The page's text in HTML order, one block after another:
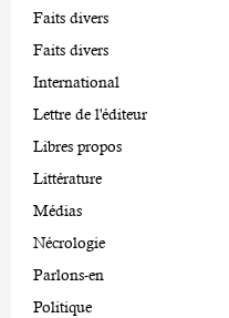
Faits divers
Faits divers
International
Lettre de l'éditeur
Libres propos
Littérature
Médias
Nécrologie
Parlons-en
Politique